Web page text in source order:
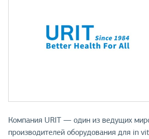
Компания URIT — один из ведущих
производителей оборудования для in